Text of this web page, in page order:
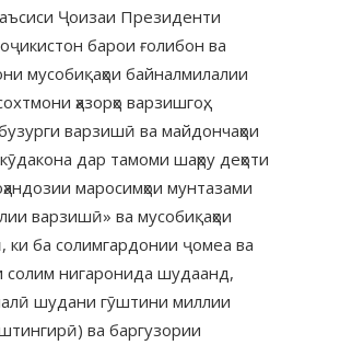
Ҷоизаи Президенти
барои ғолибон ва
мусобиқаҳои байналмилалии
ҳазорҳо варзишгоҳ,
варзишӣ ва майдончаҳои
дар тамоми шаҳру деҳоти
маросимҳои мунтазами
варзишӣ» ва мусобиқаҳои
ки ба солимгардонии ҷомеа ва
солим нигаронида шудаанд,
шудани гӯштини миллии
ва баргузории